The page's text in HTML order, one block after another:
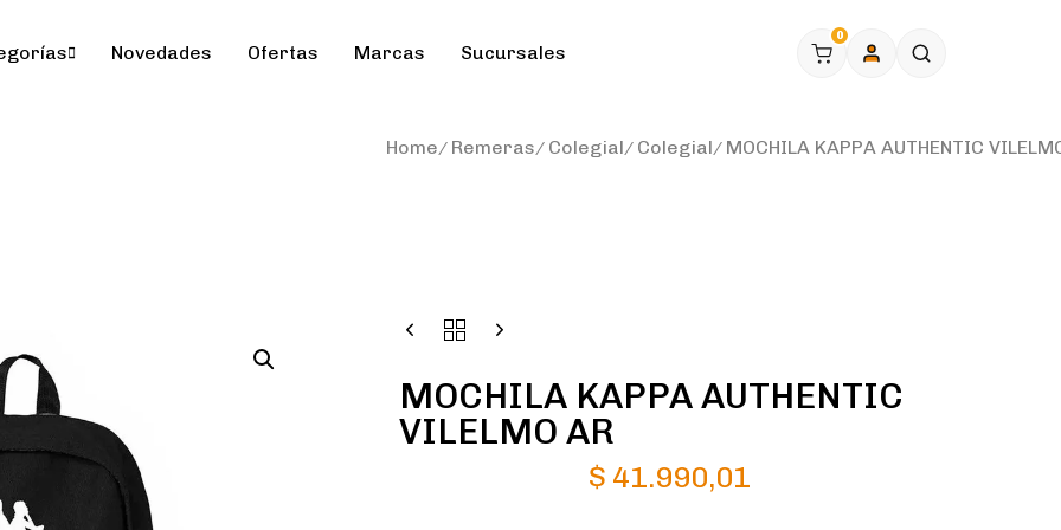
Novedades Ofertas Marcas Sucursales
0
Home Remeras Colegial Colegial MOCHILA KAPPA AUTHENTIC
MOCHILA KAPPA AUTHENTIC
VILELMO AR
$41.990,01